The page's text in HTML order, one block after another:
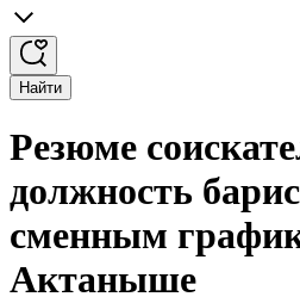
Найти
Резюме
должность
сменным
Актаныше